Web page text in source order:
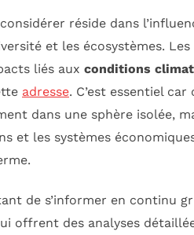
réside dans
et les écosystèmes.
liés aux conditions
adresse. C’est essentiel
dans une sphère isolée,
et les systèmes
de s’informer en continu
offrent des analyses